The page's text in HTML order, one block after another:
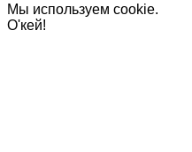
Мы используем cookie.
О'кей!